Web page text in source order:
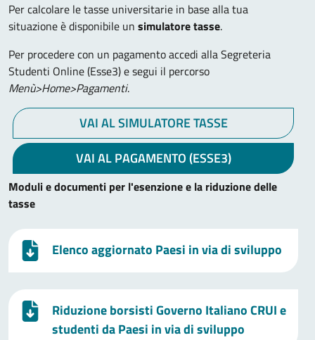
Per calcolare le tasse universitarie in base alla tua
situazione è disponibile un simulatore tasse.
Per procedere con un pagamento accedi alla Segreteria
Studenti Online (Esse3) e segui il percorso
Menù>Home>Pagamenti.
VAI AL SIMULATORE TASSE
VAI AL PAGAMENTO (ESSE3)
Moduli e documenti per l'esenzione e la riduzione delle
tasse
Elenco aggiornato Paesi in via di sviluppo
Riduzione borsisti Governo Italiano CRUI e
studenti da Paesi in via di sviluppo